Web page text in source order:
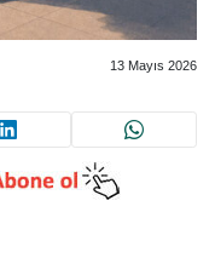
13 Mayıs 2026